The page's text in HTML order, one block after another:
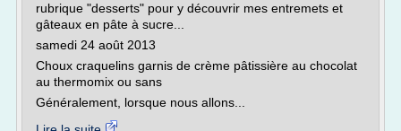
rubrique "desserts" pour y découvrir mes entremets et
gâteaux en pâte à sucre...
samedi 24 août 2013
Choux craquelins garnis de crème pâtissière au chocolat
au thermomix ou sans
Généralement, lorsque nous allons...